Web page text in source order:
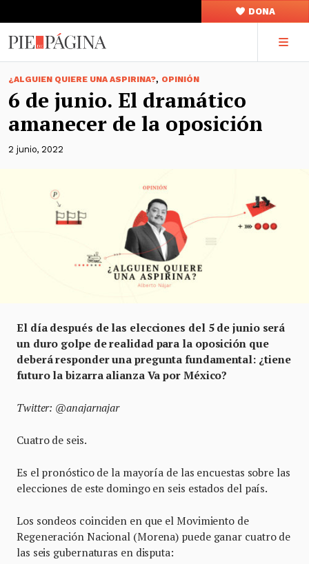
DONA
¿ALGUIEN QUIERE UNA ASPIRINA?, OPINIÓN
6 de junio. El dramático
amanecer de la oposición
2 junio, 2022
El día después de las elecciones del 5 de junio será
un duro golpe de realidad para la oposición que
deberá responder una pregunta fundamental: ¿tiene
futuro la bizarra alianza Va por México?
Twitter: @anajarnajar
Cuatro de seis.
Es el pronóstico de la mayoría de las encuestas sobre las
elecciones de este domingo en seis estados del país.
Los sondeos coinciden en que el Movimiento de
Regeneración Nacional (Morena) puede ganar cuatro de
las seis gubernaturas en disputa: